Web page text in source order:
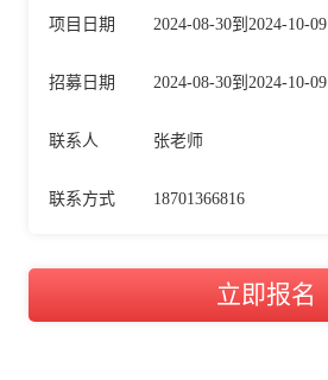
项目日期 2024-08-30到2024-10-09
招募日期 2024-08-30到2024-10-09
联系人 张老师
联系方式 18701366816
立即报名